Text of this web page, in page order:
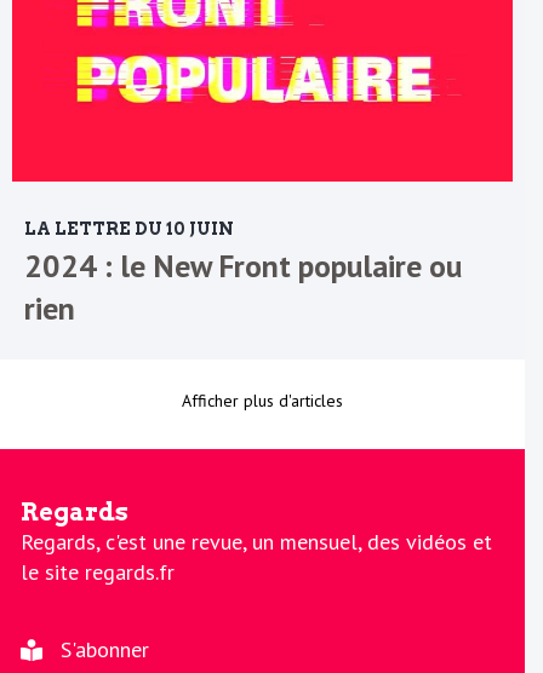
LA LETTRE DU 10 JUIN
2024 : le New Front populaire ou
rien
Afficher plus d'articles
Regards
Regards, c'est une revue, un mensuel, des vidéos et
le site regards.fr
S'abonner